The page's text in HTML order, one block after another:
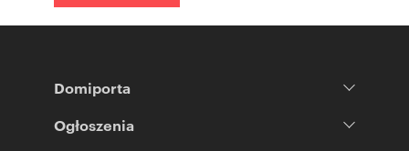
Domiporta
Ogłoszenia